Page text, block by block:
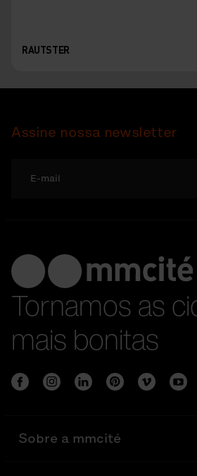
RAUTSTER
Assine nossa newsletter
Tornamos as
mais bonitas
Sobre a mmcité